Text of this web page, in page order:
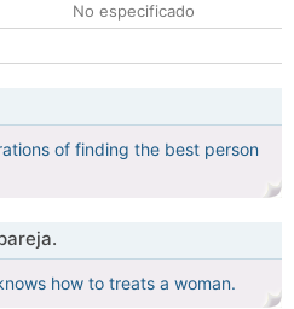
No especificado
of finding the best person
how to treats a woman.